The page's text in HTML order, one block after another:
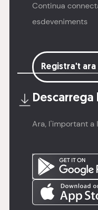
Continua
esdeveniments
Registra't ara
Descarrega
Ara, l'important a